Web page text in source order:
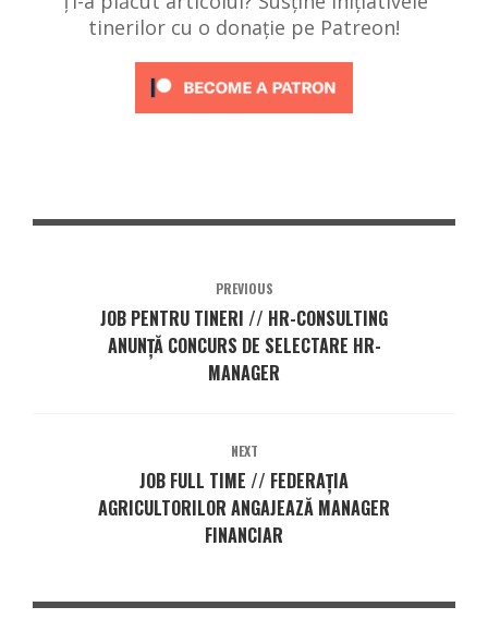
tinerilor cu o donație pe Patreon!
PREVIOUS
JOB PENTRU TINERI // HR-CONSULTING
ANUNȚĂ CONCURS DE SELECTARE HR-
MANAGER
NEXT
JOB FULL TIME // FEDERAȚIA
AGRICULTORILOR ANGAJEAZĂ MANAGER
FINANCIAR